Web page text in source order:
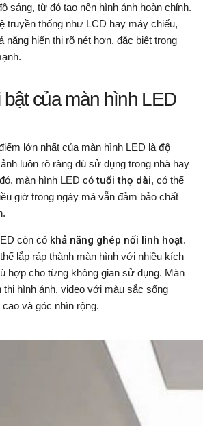
sáng, từ đó tạo nên hình ảnh hoàn chỉnh.
truyền thống như LCD hay máy chiếu,
năng hiển thị rõ nét hơn, đặc biệt trong
của màn hình LED
lớn nhất của màn hình LED là độ
luôn rõ ràng dù sử dụng trong nhà hay
màn hình LED cótuổi thọ dài, có thể
giờ trong ngày mà vẫn đảm bảo chất
còn có khả năng ghép nối linh hoạt.
lắp ráp thành màn hình với nhiều kích
hợp cho từng không gian sử dụng. Màn
thị hình ảnh, video với màu sắc sống
và góc nhìn rộng.